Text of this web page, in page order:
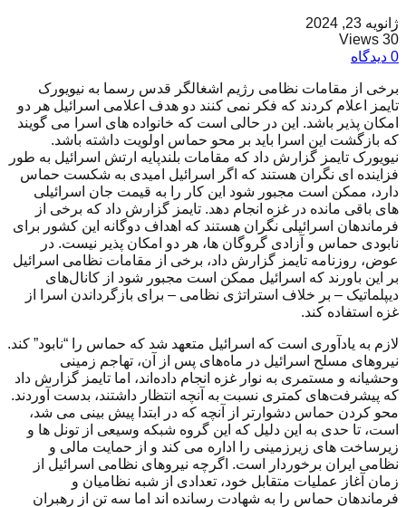
ژانویه 23, 2024
30 Views
0 دیدگاه
برخی از مقامات نظامی رژیم اشغالگر قدس رسما به نیویورک
تایمز اعلام کردند که فکر نمی کنند دو هدف اعلامی اسرائیل هر دو
امکان پذیر باشد. این در حالی است که خانواده های اسرا می گویند
که بازگشت این اسرا باید بر محو حماس اولویت داشته باشد.
نیویورک تایمز گزارش داد که مقامات بلندپایه ارتش اسرائیل به طور
فزاینده ای نگران هستند که اگر اسرائیل امیدی به شکست حماس
دارد، ممکن است مجبور شود این کار را به قیمت جان اسرائیلی
های باقی مانده در غزه انجام دهد. تایمز گزارش داد که برخی از
فرماندهان اسرائیلی نگران هستند که اهداف دوگانه این کشور برای
نابودی حماس و آزادی گروگان ها، هر دو امکان پذیر نیست. در
عوض، روزنامه تایمز گزارش داد، برخی از مقامات نظامی اسرائیل
بر این باورند که اسرائیل ممکن است مجبور شود از کانال‌های
دیپلماتیک – بر خلاف استراتژی نظامی – برای بازگرداندن اسرا از
غزه استفاده کند.
لازم به یادآوری است که اسرائیل متعهد شد که حماس را “نابود” کند.
نیروهای مسلح اسرائیل در ماه‌های پس از آن، تهاجم زمینی
وحشیانه و مستمری به نوار غزه انجام داده‌اند، اما تایمز گزارش داد
که پیشرفت‌های کمتری نسبت به آنچه انتظار داشتند، بدست آوردند.
محو کردن حماس دشوارتر از آنچه که در ابتدا پیش بینی می شد،
است، تا حدی به این دلیل که این گروه شبکه وسیعی از تونل ها و
زیرساخت های زیرزمینی را اداره می کند و از حمایت مالی و
نظامی ایران برخوردار است. اگرچه نیروهای نظامی اسرائیل از
زمان آغاز عملیات متقابل خود، تعدادی از شبه نظامیان و
فرماندهان حماس را به شهادت رسانده اند اما سه تن از رهبران